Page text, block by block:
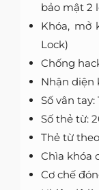
bảo mật 2
Khóa, mở
Lock)
Chống
Nhận diện
Số vân tay:
Số thẻ từ:
Thẻ từ
Chìa khóa
Cơ chế